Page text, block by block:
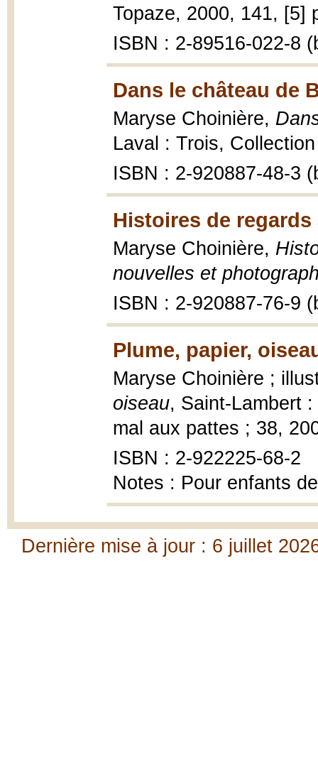
Topaze, 2000, 141, [5]
ISBN : 2-89516-022-8
Dans le château de
Maryse Choinière,
Laval : Trois,
ISBN : 2-920887-48-3
Histoires de regards
Maryse Choinière,
nouvelles et
ISBN : 2-920887-76-9
Plume, papier,
Maryse Choinière ;
oiseau, Saint-Lambert
mal aux pattes ; 38,
ISBN : 2-922225-68-2
Notes : Pour enfants
Dernière mise à jour : 6 juillet